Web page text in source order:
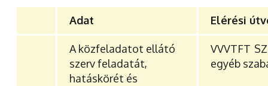
Adat Elérési
A közfeladatot ellátó
szerv feladatát,
hatáskörét és
VVVTFT
egyéb